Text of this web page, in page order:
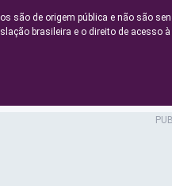
são de origem pública e não são
brasileira e o direito de acesso